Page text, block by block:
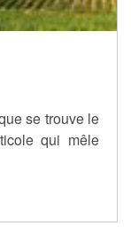
se trouve le
qui mêle